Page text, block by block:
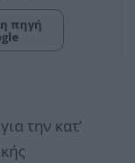
πηγή
την κατ’